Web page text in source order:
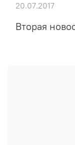
Вторая
20.07.2017